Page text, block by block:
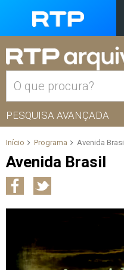
PESQUISA AVANÇADA
Início Programa Avenida Brasil
Avenida Brasil